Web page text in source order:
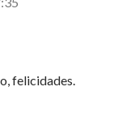
felicidades.